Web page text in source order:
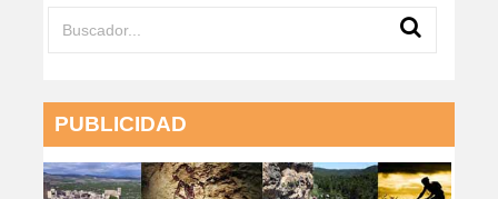
PUBLICIDAD